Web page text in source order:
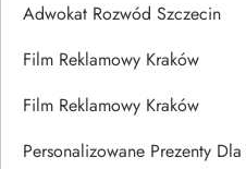
Adwokat Rozwód Szczecin
Film Reklamowy Kraków
Film Reklamowy Kraków
Personalizowane Prezenty